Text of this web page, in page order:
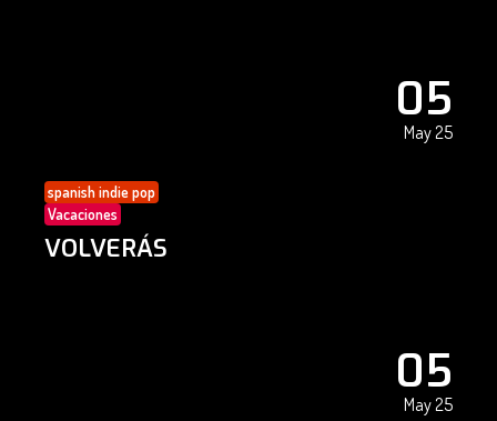
05
May 25
spanish indie pop
Vacaciones
VOLVERÁS
05
May 25